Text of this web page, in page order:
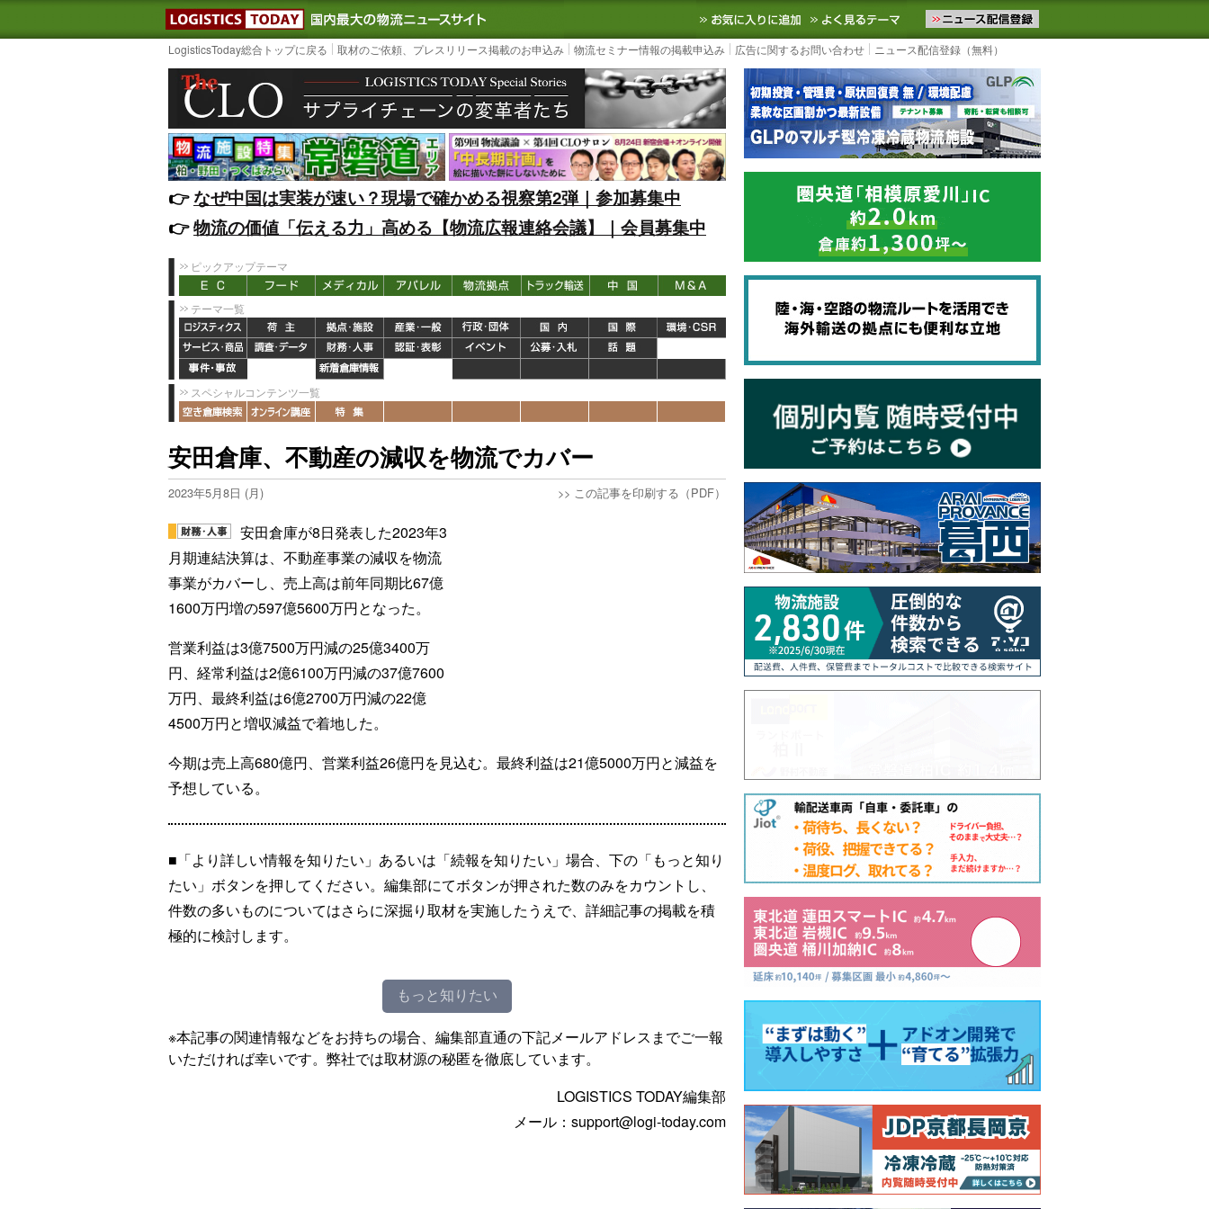
LOGISTICS TODAY｜国内最大の物流ニュースサイト3PL, SCMなど国内外の最新の物流ニュースをお届けします。物流ニュースメール配信を登録す
お気に入りに追加 よく見るテーマ
LogisticsToday総合トップに戻る 取材のご依頼、プレスリリース掲載のお申込み 物流セミナー情報の掲載申込み 広告に関するお問い合わせ ニュース配信登録（無料）
👉️なぜ中国は実装が速い？現場で確かめる視察第2弾｜参加募集中
👉️物流の価値「伝える力」高める【物流広報連絡会議】｜会員募集中
ピックアップテーマ
テーマ一覧
スペシャルコンテンツ一覧
安田倉庫、不動産の減収を物流でカバー
2023年5月8日 (月) >> この記事を印刷する（PDF）
安田倉庫が8日発表した2023年3
月期連結決算は、不動産事業の減収を物流
事業がカバーし、売上高は前年同期比67億
1600万円増の597億5600万円となった。
営業利益は3億7500万円減の25億3400万
円、経常利益は2億6100万円減の37億7600
万円、最終利益は6億2700万円減の22億
4500万円と増収減益で着地した。
今期は売上高680億円、営業利益26億円を見込む。最終利益は21億5000万円と減益を
予想している。
■「より詳しい情報を知りたい」あるいは「続報を知りたい」場合、下の「もっと知り
たい」ボタンを押してください。編集部にてボタンが押された数のみをカウントし、
件数の多いものについてはさらに深掘り取材を実施したうえで、詳細記事の掲載を積
極的に検討します。
もっと知りたい
※本記事の関連情報などをお持ちの場合、編集部直通の下記メールアドレスまでご一報
いただければ幸いです。弊社では取材源の秘匿を徹底しています。
LOGISTICS TODAY編集部
メール：support@logi-today.com